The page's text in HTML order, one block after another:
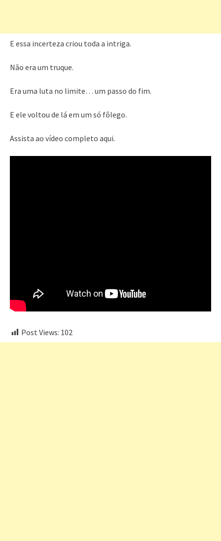
E essa incerteza criou toda a intriga.
Não era um truque.
Era uma luta no limite… um passo do fim.
E ele voltou de lá em um só fôlego.
Assista ao vídeo completo aqui.
Post Views: 102